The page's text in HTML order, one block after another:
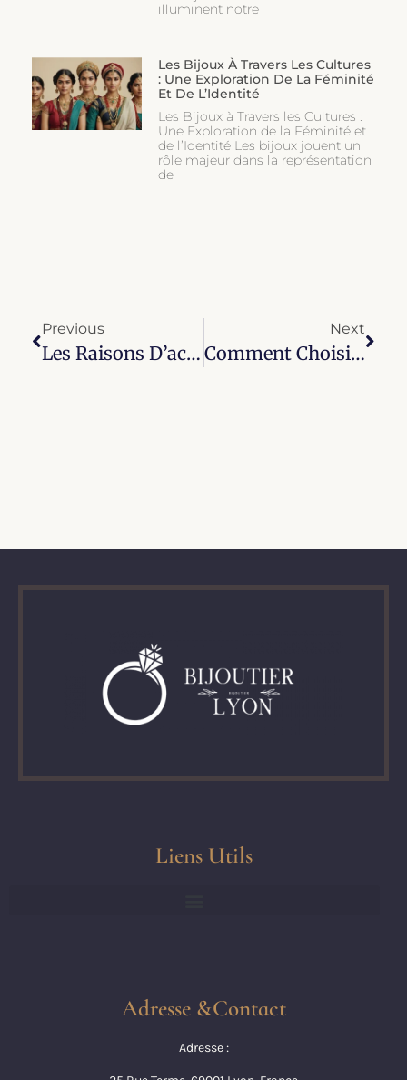
illuminent notre
Les Bijoux À Travers Les Cultures
: Une Exploration De La Féminité
Et De L’Identité
Les Bijoux à Travers les Cultures :
Une Exploration de la Féminité et
de l’Identité Les bijoux jouent un
rôle majeur dans la représentation
de
Previous
Les Raisons D’acheter Des Bijoux Pour Femmes
Next
Comment Choisir Le Parfait Bijou De Corps Pour Sublimer Votre Féminité
Liens Utils
Adresse &Contact
Adresse :